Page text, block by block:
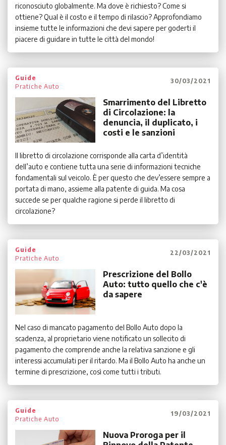
riconosciuto globalmente. Ma dove è richiesto? Come si
ottiene? Qual è il costo e il tempo di rilascio? Approfondiamo
insieme tutte le informazioni che devi sapere per goderti il
piacere di guidare in tutte le città del mondo!
Guide
Pratiche Auto
30/03/2021
Smarrimento del Libretto
di Circolazione: la
denuncia, il duplicato, i
costi e le sanzioni
Il libretto di circolazione corrisponde alla carta d’identità
dell’auto e contiene tutta una serie di informazioni tecniche
fondamentali sul veicolo. È per questo che dev’essere sempre a
portata di mano, assieme alla patente di guida. Ma cosa
succede se per qualche ragione si perde il libretto di
circolazione?
Guide
Pratiche Auto
22/03/2021
Prescrizione del Bollo
Auto: tutto quello che c'è
da sapere
Nel caso di mancato pagamento del Bollo Auto dopo la
scadenza, al proprietario viene notificato un sollecito di
pagamento che comprende anche la relativa sanzione e gli
interessi accumulati per il ritardo. Ma il Bollo Auto ha anche un
termine di prescrizione, così come tutti i tributi.
Guide
Pratiche Auto
19/03/2021
Nuova Proroga per il